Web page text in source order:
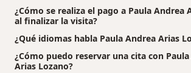
¿Cómo se realiza el pago a Paula Andrea
al finalizar la visita?
¿Qué idiomas habla Paula Andrea Arias
¿Cómo puedo reservar una cita con
Arias Lozano?